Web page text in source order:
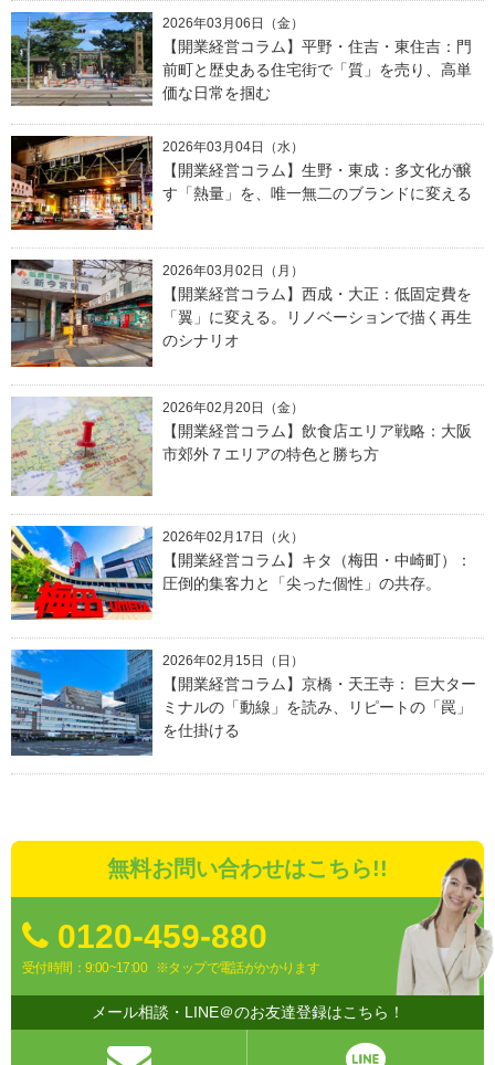
2026年03月06日（金）
【開業経営コラム】平野・住吉・東住吉：門
前町と歴史ある住宅街で「質」を売り、高単
価な日常を掴む
2026年03月04日（水）
【開業経営コラム】生野・東成：多文化が醸
す「熱量」を、唯一無二のブランドに変える
2026年03月02日（月）
【開業経営コラム】西成・大正：低固定費を
「翼」に変える。リノベーションで描く再生
のシナリオ
2026年02月20日（金）
【開業経営コラム】飲食店エリア戦略：大阪
市郊外７エリアの特色と勝ち方
2026年02月17日（火）
【開業経営コラム】キタ（梅田・中崎町）：
圧倒的集客力と「尖った個性」の共存。
2026年02月15日（日）
【開業経営コラム】京橋・天王寺： 巨大ター
ミナルの「動線」を読み、リピートの「罠」
を仕掛ける
無料お問い合わせはこちら!!
0120-459-880
受付時間：9:00~17:00 ※タップで電話がかかります
メール相談・LINE＠のお友達登録はこちら！